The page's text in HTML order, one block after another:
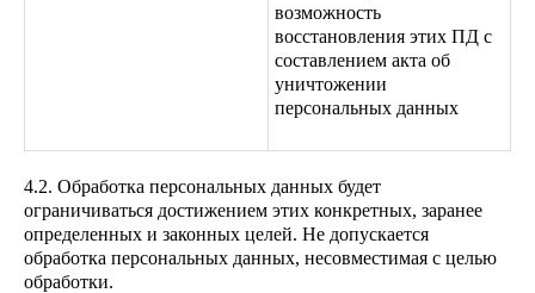
возможность
восстановления этих ПД с
составлением акта об
уничтожении
персональных данных
4.2. Обработка персональных данных будет
ограничиваться достижением этих конкретных, заранее
определенных и законных целей. Не допускается
обработка персональных данных, несовместимая с целью
обработки.